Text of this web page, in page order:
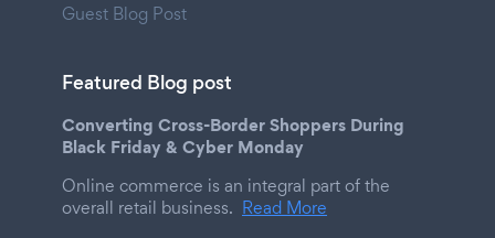
Guest Blog Post
Featured Blog post
Converting Cross-Border Shoppers During
Black Friday & Cyber Monday
Online commerce is an integral part of the
overall retail business. Read More